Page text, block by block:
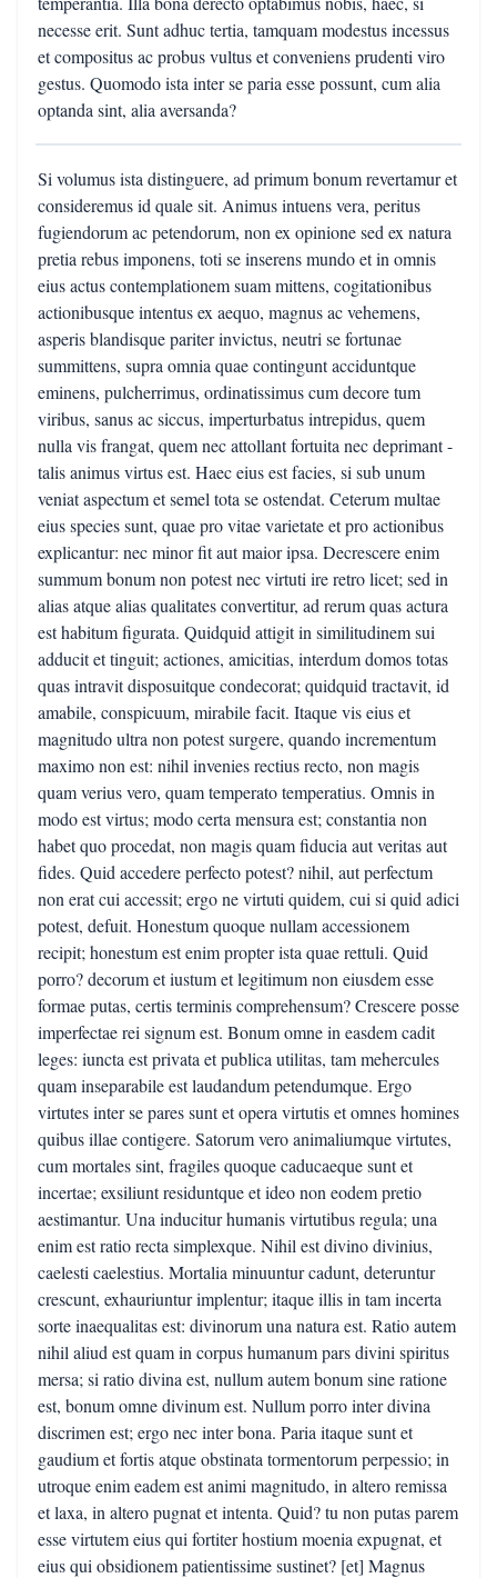
necesse erit. Sunt adhuc tertia, tamquam modestus incessus
et compositus ac probus vultus et conveniens prudenti viro
gestus. Quomodo ista inter se paria esse possunt, cum alia
optanda sint, alia aversanda?
Si volumus ista distinguere, ad primum bonum revertamur et
consideremus id quale sit. Animus intuens vera, peritus
fugiendorum ac petendorum, non ex opinione sed ex natura
pretia rebus imponens, toti se inserens mundo et in omnis
eius actus contemplationem suam mittens, cogitationibus
actionibusque intentus ex aequo, magnus ac vehemens,
asperis blandisque pariter invictus, neutri se fortunae
summittens, supra omnia quae contingunt acciduntque
eminens, pulcherrimus, ordinatissimus cum decore tum
viribus, sanus ac siccus, imperturbatus intrepidus, quem
nulla vis frangat, quem nec attollant fortuita nec deprimant -
talis animus virtus est. Haec eius est facies, si sub unum
veniat aspectum et semel tota se ostendat. Ceterum multae
eius species sunt, quae pro vitae varietate et pro actionibus
explicantur: nec minor fit aut maior ipsa. Decrescere enim
summum bonum non potest nec virtuti ire retro licet; sed in
alias atque alias qualitates convertitur, ad rerum quas actura
est habitum figurata. Quidquid attigit in similitudinem sui
adducit et tinguit; actiones, amicitias, interdum domos totas
quas intravit disposuitque condecorat; quidquid tractavit, id
amabile, conspicuum, mirabile facit. Itaque vis eius et
magnitudo ultra non potest surgere, quando incrementum
maximo non est: nihil invenies rectius recto, non magis
quam verius vero, quam temperato temperatius. Omnis in
modo est virtus; modo certa mensura est; constantia non
habet quo procedat, non magis quam fiducia aut veritas aut
fides. Quid accedere perfecto potest? nihil, aut perfectum
non erat cui accessit; ergo ne virtuti quidem, cui si quid adici
potest, defuit. Honestum quoque nullam accessionem
recipit; honestum est enim propter ista quae rettuli. Quid
porro? decorum et iustum et legitimum non eiusdem esse
formae putas, certis terminis comprehensum? Crescere posse
imperfectae rei signum est. Bonum omne in easdem cadit
leges: iuncta est privata et publica utilitas, tam mehercules
quam inseparabile est laudandum petendumque. Ergo
virtutes inter se pares sunt et opera virtutis et omnes homines
quibus illae contigere. Satorum vero animaliumque virtutes,
cum mortales sint, fragiles quoque caducaeque sunt et
incertae; exsiliunt residuntque et ideo non eodem pretio
aestimantur. Una inducitur humanis virtutibus regula; una
enim est ratio recta simplexque. Nihil est divino divinius,
caelesti caelestius. Mortalia minuuntur cadunt, deteruntur
crescunt, exhauriuntur implentur; itaque illis in tam incerta
sorte inaequalitas est: divinorum una natura est. Ratio autem
nihil aliud est quam in corpus humanum pars divini spiritus
mersa; si ratio divina est, nullum autem bonum sine ratione
est, bonum omne divinum est. Nullum porro inter divina
discrimen est; ergo nec inter bona. Paria itaque sunt et
gaudium et fortis atque obstinata tormentorum perpessio; in
utroque enim eadem est animi magnitudo, in altero remissa
et laxa, in altero pugnat et intenta. Quid? tu non putas parem
esse virtutem eius qui fortiter hostium moenia expugnat, et
eius qui obsidionem patientissime sustinet? [et] Magnus